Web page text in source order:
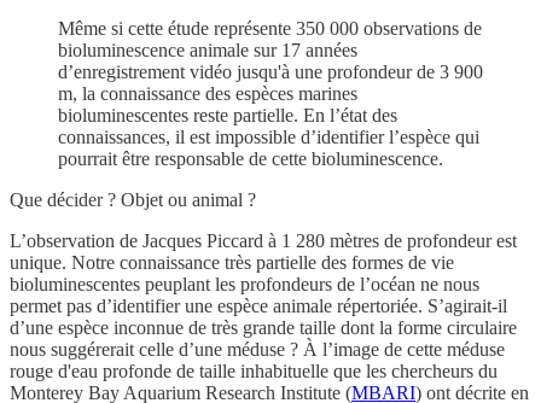
Même si cette étude représente 350 000 observations de
bioluminescence animale sur 17 années
d’enregistrement vidéo jusqu'à une profondeur de 3 900
m, la connaissance des espèces marines
bioluminescentes reste partielle. En l’état des
connaissances, il est impossible d’identifier l’espèce qui
pourrait être responsable de cette bioluminescence.
Que décider ? Objet ou animal ?
L’observation de Jacques Piccard à 1 280 mètres de profondeur est
unique. Notre connaissance très partielle des formes de vie
bioluminescentes peuplant les profondeurs de l’océan ne nous
permet pas d’identifier une espèce animale répertoriée. S’agirait-il
d’une espèce inconnue de très grande taille dont la forme circulaire
nous suggérerait celle d’une méduse ? À l’image de cette méduse
rouge d'eau profonde de taille inhabituelle que les chercheurs du
Monterey Bay Aquarium Research Institute (MBARI) ont décrite en